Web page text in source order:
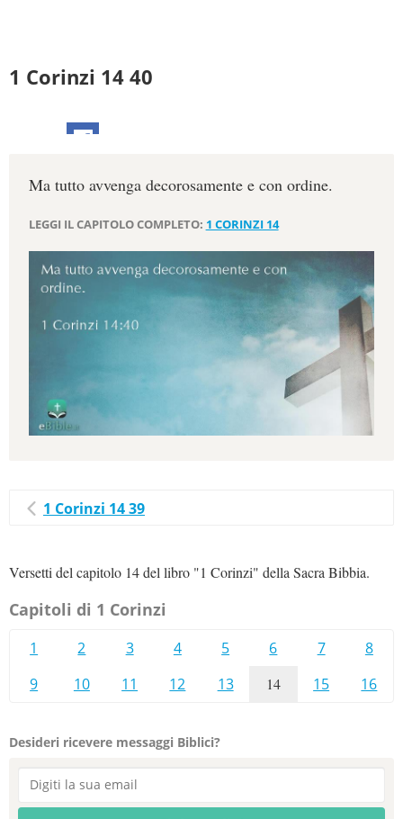
1 Corinzi 14 40
Ma tutto avvenga decorosamente e con ordine.
LEGGI IL CAPITOLO COMPLETO: 1 CORINZI 14
1 Corinzi 14 39
Versetti del capitolo 14 del libro "1 Corinzi" della Sacra Bibbia.
Capitoli di 1 Corinzi
1 2 3 4 5 6 7
8
9
10 11 12 13 14 15 16
Desideri ricevere messaggi Biblici?